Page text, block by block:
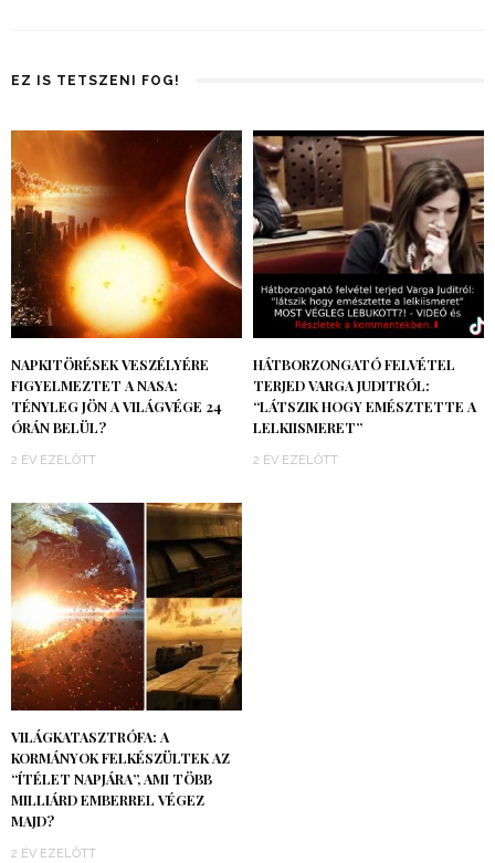
EZ IS TETSZENI FOG!
NAPKITÖRÉSEK VESZÉLYÉRE
FIGYELMEZTET A NASA:
TÉNYLEG JÖN A VILÁGVÉGE 24
ÓRÁN BELÜL?
2 ÉV EZELŐTT
HÁTBORZONGATÓ FELVÉTEL
TERJED VARGA JUDITRÓL:
“LÁTSZIK HOGY EMÉSZTETTE A
LELKIISMERET”
2 ÉV EZELŐTT
VILÁGKATASZTRÓFA: A
KORMÁNYOK FELKÉSZÜLTEK AZ
“ÍTÉLET NAPJÁRA”, AMI TÖBB
MILLIÁRD EMBERREL VÉGEZ
MAJD?
2 ÉV EZELŐTT